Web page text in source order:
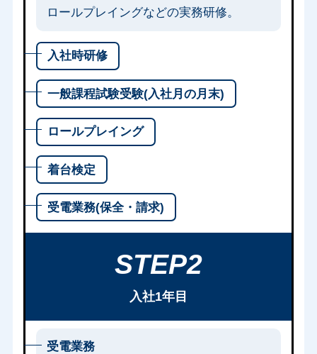
ロールプレイングなどの実務研修。
入社時研修
一般課程試験受験(入社月の月末)
ロールプレイング
着台検定
受電業務(保全・請求)
STEP2
入社1年目
受電業務